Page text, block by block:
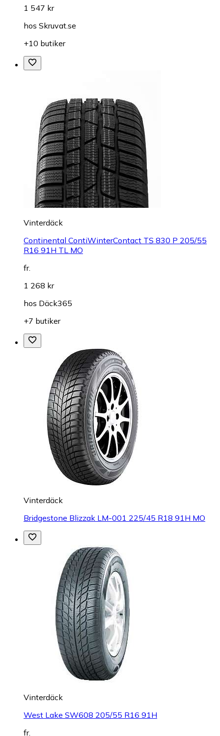
1 547 kr
hos Skruvat.se
+10 butiker
Vinterdäck
Continental ContiWinterContact TS 830 P 205/55
R16 91H TL MO
fr.
1 268 kr
hos Däck365
+7 butiker
Vinterdäck
Bridgestone Blizzak LM-001 225/45 R18 91H MO
Vinterdäck
West Lake SW608 205/55 R16 91H
fr.